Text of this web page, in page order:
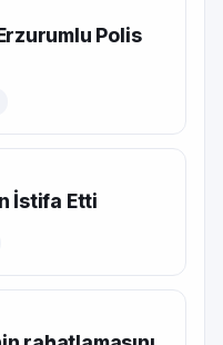
Polis
İstifa Etti